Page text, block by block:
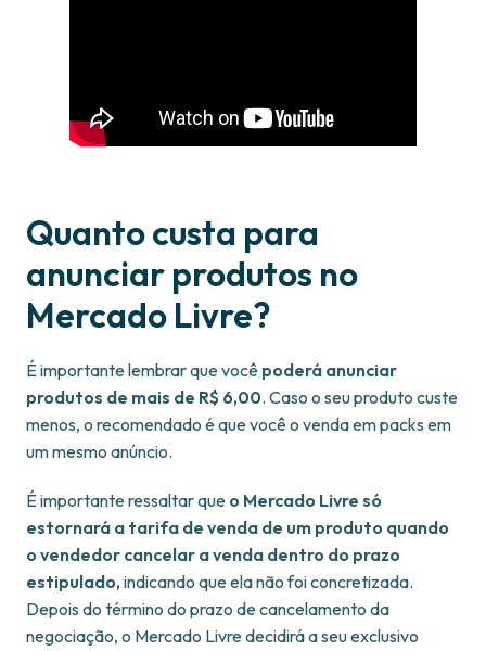
Quanto custa para
anunciar produtos no
Mercado Livre?
É importante lembrar que você poderá anunciar
produtos de mais de R$ 6,00. Caso o seu produto custe
menos, o recomendado é que você o venda em packs em
um mesmo anúncio.
É importante ressaltar que o Mercado Livre só
estornará a tarifa de venda de um produto quando
o vendedor cancelar a venda dentro do prazo
estipulado, indicando que ela não foi concretizada.
Depois do término do prazo de cancelamento da
negociação, o Mercado Livre decidirá a seu exclusivo